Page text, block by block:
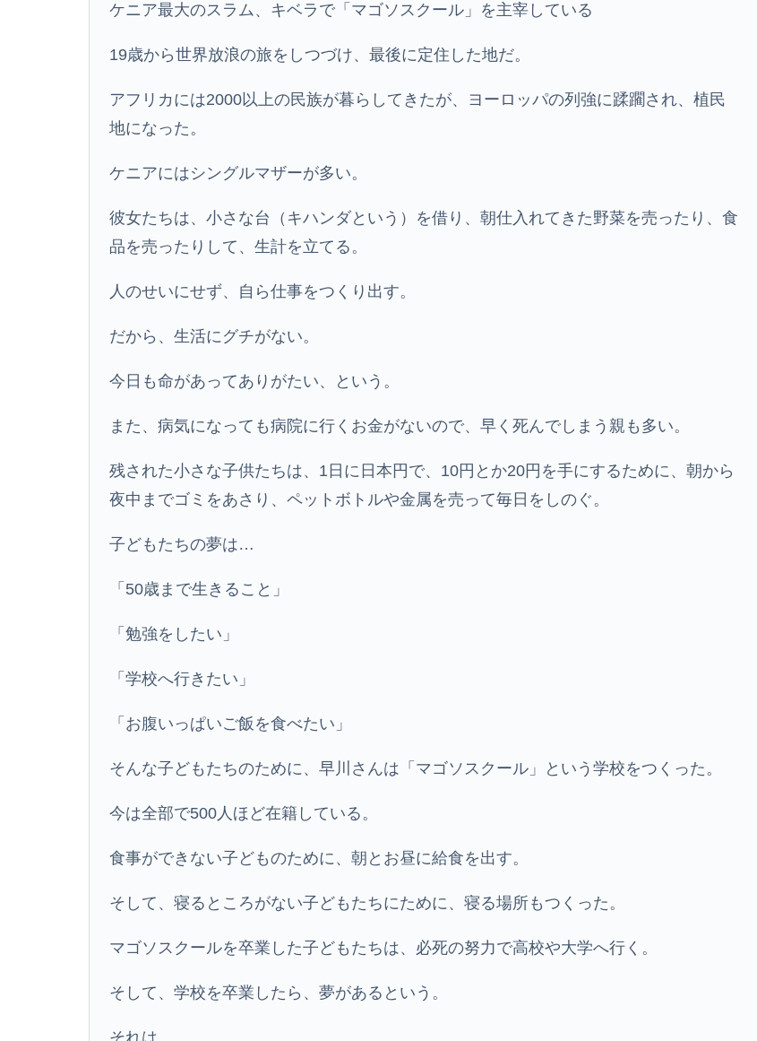
ケニア最大のスラム、キベラで「マゴソスクール」を主宰している
19歳から世界放浪の旅をしつづけ、最後に定住した地だ。
アフリカには2000以上の民族が暮らしてきたが、ヨーロッパの列強に蹂躙され、植民
地になった。
ケニアにはシングルマザーが多い。
彼女たちは、小さな台（キハンダという）を借り、朝仕入れてきた野菜を売ったり、食
品を売ったりして、生計を立てる。
人のせいにせず、自ら仕事をつくり出す。
だから、生活にグチがない。
今日も命があってありがたい、という。
また、病気になっても病院に行くお金がないので、早く死んでしまう親も多い。
残された小さな子供たちは、1日に日本円で、10円とか20円を手にするために、朝から
夜中までゴミをあさり、ペットボトルや金属を売って毎日をしのぐ。
子どもたちの夢は…
「50歳まで生きること」
「勉強をしたい」
「学校へ行きたい」
「お腹いっぱいご飯を食べたい」
そんな子どもたちのために、早川さんは「マゴソスクール」という学校をつくった。
今は全部で500人ほど在籍している。
食事ができない子どものために、朝とお昼に給食を出す。
そして、寝るところがない子どもたちにために、寝る場所もつくった。
マゴソスクールを卒業した子どもたちは、必死の努力で高校や大学へ行く。
そして、学校を卒業したら、夢があるという。